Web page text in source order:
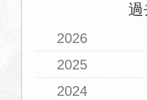
過
2026
2025
2024